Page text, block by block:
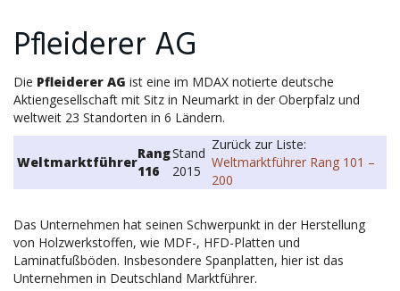
Pfleiderer AG
Die Pfleiderer AG ist eine im MDAX notierte deutsche
Aktiengesellschaft mit Sitz in Neumarkt in der Oberpfalz und
weltweit 23 Standorten in 6 Ländern.
Weltmarktführer
Rang
116
Stand
2015
Zurück zur Liste:
Weltmarktführer Rang 101 –
200
Das Unternehmen hat seinen Schwerpunkt in der Herstellung
von Holzwerkstoffen, wie MDF-, HFD-Platten und
Laminatfußböden. Insbesondere Spanplatten, hier ist das
Unternehmen in Deutschland Marktführer.